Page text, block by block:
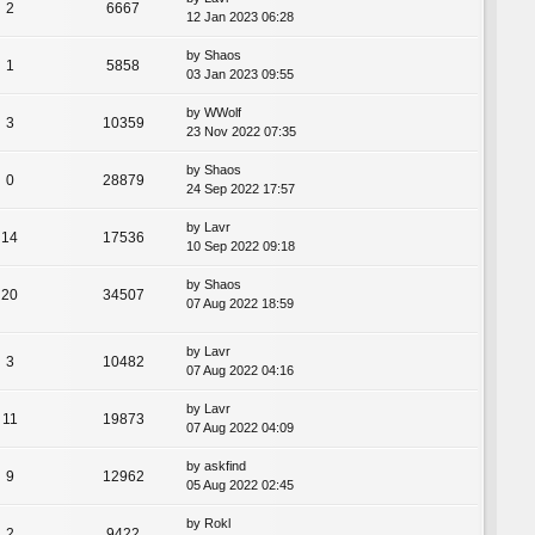
2 6667
12 Jan 2023 06:28
1 5858
by Shaos
03 Jan 2023 09:55
3 10359
by WWolf
23 Nov 2022 07:35
0 28879
by Shaos
24 Sep 2022 17:57
14 17536
by
Lavr
10 Sep 2022 09:18
20 34507
by Shaos
07 Aug 2022 18:59
3 10482
by
Lavr
07 Aug 2022 04:16
11 19873
by
Lavr
07 Aug 2022 04:09
9 12962
by askfind
05 Aug 2022 02:45
by Rokl